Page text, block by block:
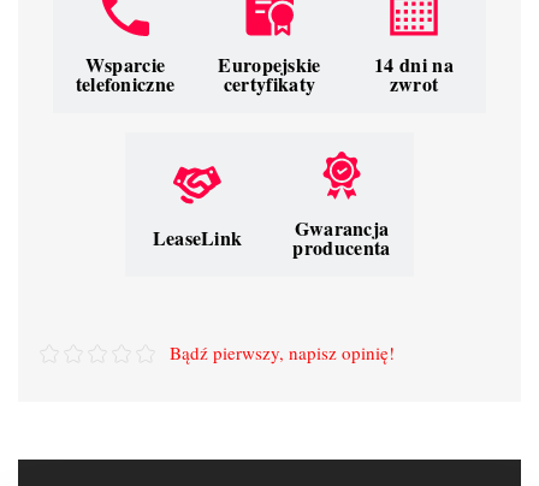
Wsparcie
telefoniczne
Europejskie
certyfikaty
14 dni na
zwrot
LeaseLink Gwarancja
producenta
Bądź pierwszy, napisz opinię!